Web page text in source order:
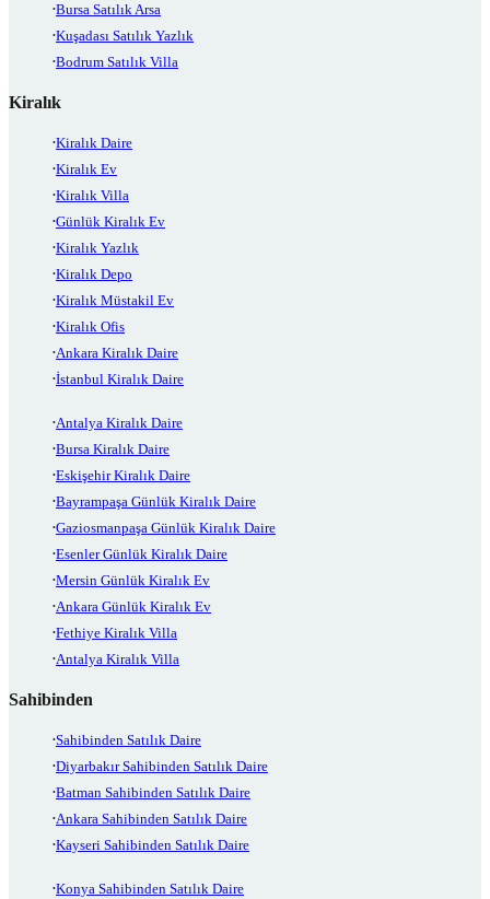
Bursa Satılık Arsa
Kuşadası Satılık Yazlık
Bodrum Satılık Villa
Kiralık
Kiralık Daire
Kiralık Ev
Kiralık Villa
Günlük Kiralık Ev
Kiralık Yazlık
Kiralık Depo
Kiralık Müstakil Ev
Kiralık Ofis
Ankara Kiralık Daire
İstanbul Kiralık Daire
Antalya Kiralık Daire
Bursa Kiralık Daire
Eskişehir Kiralık Daire
Bayrampaşa Günlük Kiralık Daire
Gaziosmanpaşa Günlük Kiralık Daire
Esenler Günlük Kiralık Daire
Mersin Günlük Kiralık Ev
Ankara Günlük Kiralık Ev
Fethiye Kiralık Villa
Antalya Kiralık Villa
Sahibinden
Sahibinden Satılık Daire
Diyarbakır Sahibinden Satılık Daire
Batman Sahibinden Satılık Daire
Ankara Sahibinden Satılık Daire
Kayseri Sahibinden Satılık Daire
Konya Sahibinden Satılık Daire